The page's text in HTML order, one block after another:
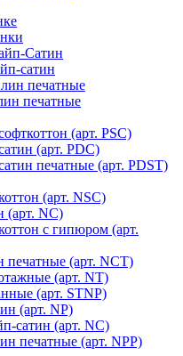
Сатин
сатин
печатные
печатные
(арт. PSC)
(арт. PDC)
печатные (арт. PDST)
(арт. NSC)
(арт. NC)
с гипюром (арт.
печатные (арт. NCT)
(арт. NT)
(арт. STNP)
(арт. NP)
сатин (арт. NC)
печатные (арт. NPP)